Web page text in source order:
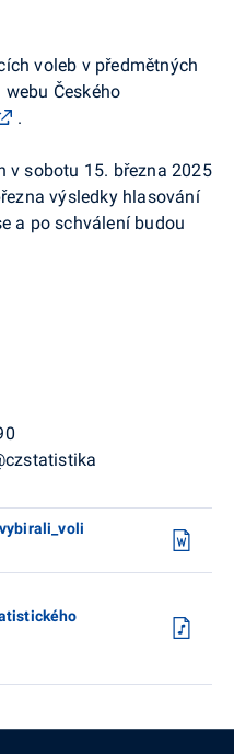
voleb v předmětných
Českého
.
v sobotu 15. března 2025
výsledky hlasování
a po schválení budou